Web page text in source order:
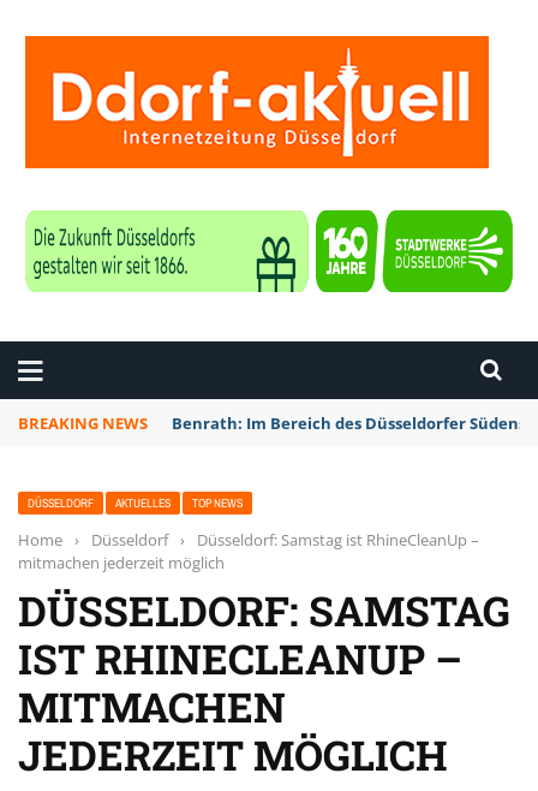
BREAKING NEWS Benrath: Im Bereich des Düsseldorfer
DÜSSELDORF AKTUELLES TOP NEWS
Home › Düsseldorf ›
Düsseldorf: Samstag ist RhineCleanUp –
mitmachen jederzeit möglich
DÜSSELDORF: SAMSTAG
IST RHINECLEANUP –
MITMACHEN
JEDERZEIT MÖGLICH